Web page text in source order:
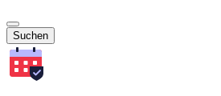
Suchen